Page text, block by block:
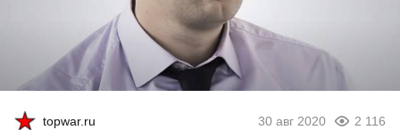
topwar.ru 30 авг 2020 2 116